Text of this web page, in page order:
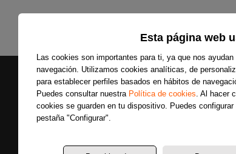
Esta página web
Las cookies son importantes para ti, ya que nos
navegación. Utilizamos cookies analíticas, de
para establecer perfiles basados en hábitos de
Puedes consultar nuestra Política de cookies. Al hacer
cookies se guarden en tu dispositivo. Puedes
pestaña "Configurar".